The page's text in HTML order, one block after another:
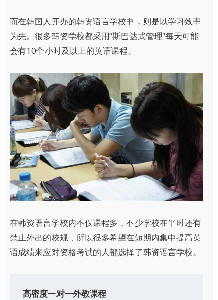
而在韩国人开办的韩资语言学校中，则是以学习效率
为先。很多韩资学校都采用“斯巴达式管理”每天可能
会有10个小时及以上的英语课程。
在韩资语言学校内不仅课程多，不少学校在平时还有
禁止外出的校规，所以很多希望在短期内集中提高英
语成绩来应对资格考试的人都选择了韩资语言学校。
高密度一对一外教课程